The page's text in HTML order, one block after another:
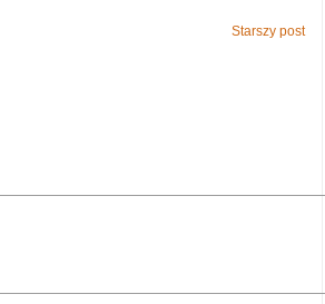
Starszy post